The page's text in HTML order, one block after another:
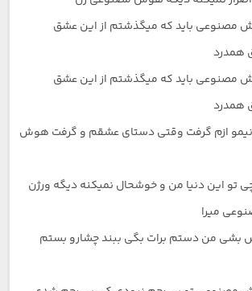
مصنوعی باید که میگذشتم از این عشق
همدرد
مصنوعی باید که میگذشتم از این عشق
همدرد
ازم گرفت وقتی دستای عشقم و گرفت هوش
تو این دنیا من و خوشحال نمیکنه دیگه ورژن
میرا
بشی من دستم برات بگی ببند چشارو بستم